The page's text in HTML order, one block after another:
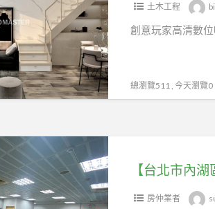
土木工程
創意玩家高清數
總瀏覽511 , 今天瀏覽0
房仲業者